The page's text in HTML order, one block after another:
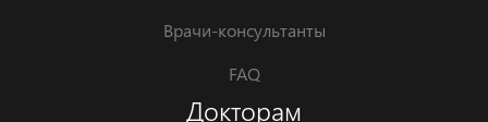
Врачи-консультанты
FAQ
Докторам